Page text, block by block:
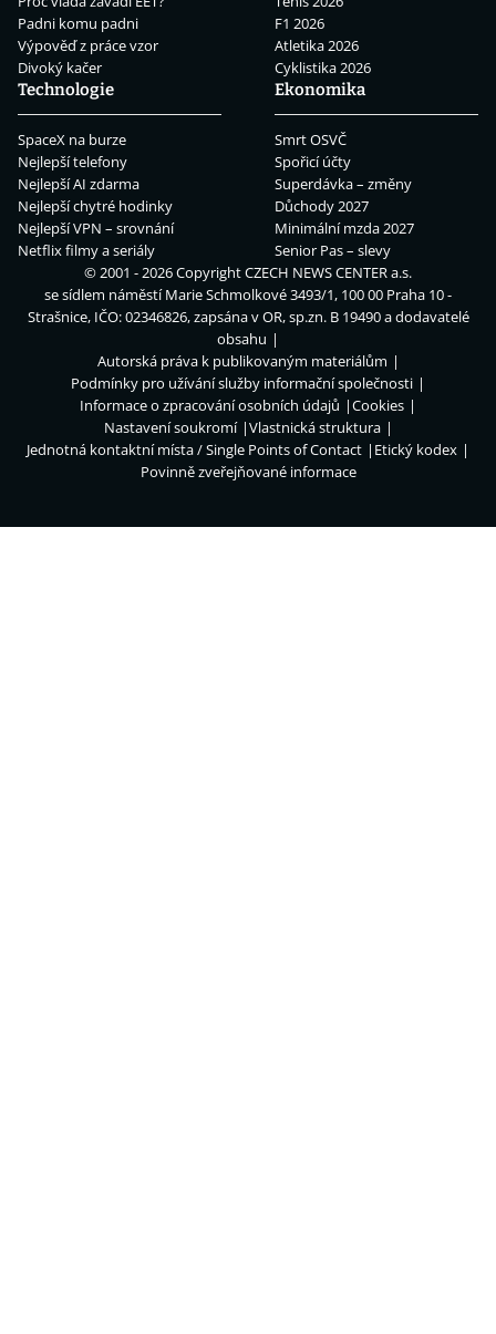
Padni komu padni
Výpověď z práce vzor
Divoký kačer
F1 2026
Atletika 2026
Cyklistika 2026
Technologie
SpaceX na burze
Nejlepší telefony
Nejlepší AI zdarma
Nejlepší chytré hodinky
Nejlepší VPN – srovnání
Netflix filmy a seriály
Ekonomika
Smrt OSVČ
Spořicí účty
Superdávka – změny
Důchody 2027
Minimální mzda 2027
Senior Pas – slevy
© 2001 - 2026 CopyrightCZECH NEWS CENTER a.s.
se sídlem náměstí Marie Schmolkové 3493/1, 100 00 Praha 10 -
Strašnice, IČO: 02346826, zapsána v OR, sp.zn. B 19490 a dodavatelé
obsahu
Autorská práva k publikovaným materiálům
Podmínky pro užívání služby informační společnosti
Informace o zpracování osobních údajů
Cookies
Nastavení soukromí
Vlastnická struktura
Jednotná kontaktní místa / Single Points of Contact
Etický kodex
Povinně zveřejňované informace